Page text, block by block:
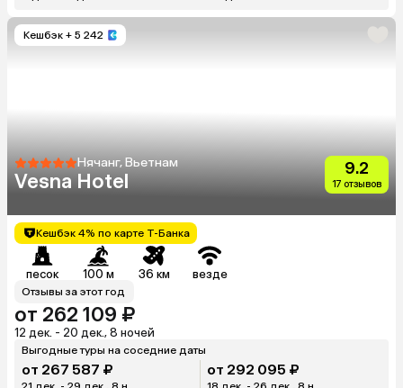
Кешбэк + 5 242
Нячанг, Вьетнам
Vesna Hotel
9.2
17 отзывов
Кешбэк 4% по карте Т-Банка
песок 100 м 36 км везде
Отзывы за этот год
от 262 109 ₽
12 дек. - 20 дек., 8 ночей
Выгодные туры на соседние даты
от 267 587 ₽ от 292 095 ₽